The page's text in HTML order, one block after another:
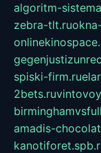
algoritm-
zebra-tlt.ru
spiski-firm.ru
2bets.ru
amadis-